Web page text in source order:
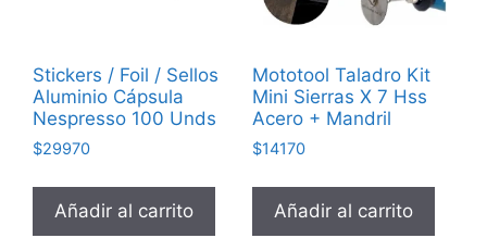
Stickers / Foil / Sellos
Aluminio Cápsula
Nespresso 100 Unds
$29970
Añadir al carrito
Mototool Taladro Kit
Mini Sierras X 7 Hss
Acero + Mandril
$14170
Añadir al carrito